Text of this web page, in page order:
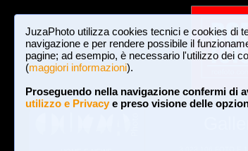
JuzaPhoto utilizza cookies tecnici e cookies di
navigazione e per rendere possibile il
pagine; ad esempio, è necessario l'utilizzo dei
(maggiori informazioni).
Proseguendo nella navigazione confermi di
utilizzo e Privacye preso visione delle